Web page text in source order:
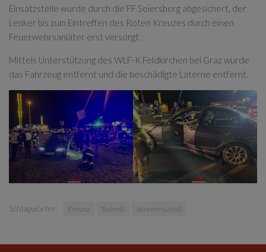
Einsatzstelle wurde durch die FF Seiersberg abgesichert, der
Lenker bis zum Eintreffen des Roten Kreuzes durch einen
Feuerwehrsaniäter erst versorgt.
Mittels Unterstützung des WLF-K Feldkirchen bei Graz wurde
das Fahrzeug entfernt und die beschädigte Laterne entfernt.
Schlagwörter: Einsatz Technik Verkehrsunfall